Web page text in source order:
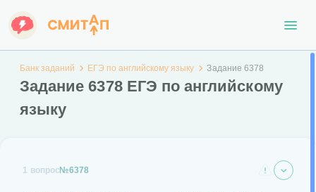
Банк заданий ЕГЭ по английскому языку Задание 6378
Задание 6378 ЕГЭ по английскому
языку
1 вопрос№6378